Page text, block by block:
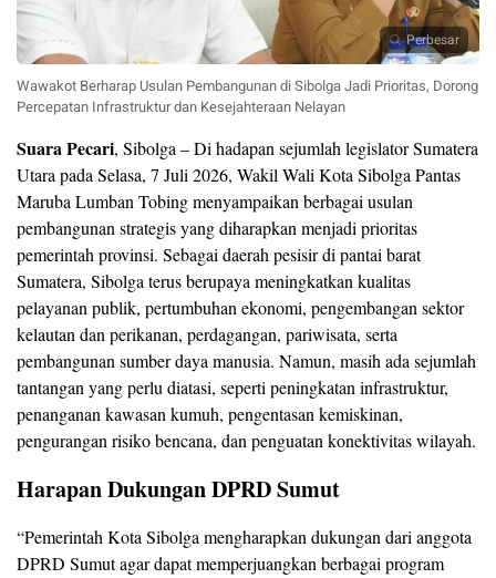
Perbesar
Wawakot Berharap Usulan Pembangunan di Sibolga Jadi Prioritas, Dorong
Percepatan Infrastruktur dan Kesejahteraan Nelayan
Suara Pecari, Sibolga – Di hadapan sejumlah legislator Sumatera
Utara pada Selasa, 7 Juli 2026, Wakil Wali Kota Sibolga Pantas
Maruba Lumban Tobing menyampaikan berbagai usulan
pembangunan strategis yang diharapkan menjadi prioritas
pemerintah provinsi. Sebagai daerah pesisir di pantai barat
Sumatera, Sibolga terus berupaya meningkatkan kualitas
pelayanan publik, pertumbuhan ekonomi, pengembangan sektor
kelautan dan perikanan, perdagangan, pariwisata, serta
pembangunan sumber daya manusia. Namun, masih ada sejumlah
tantangan yang perlu diatasi, seperti peningkatan infrastruktur,
penanganan kawasan kumuh, pengentasan kemiskinan,
pengurangan risiko bencana, dan penguatan konektivitas wilayah.
Harapan Dukungan DPRD Sumut
“Pemerintah Kota Sibolga mengharapkan dukungan dari anggota
DPRD Sumut agar dapat memperjuangkan berbagai program